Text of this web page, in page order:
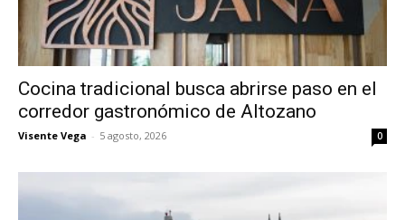
Cocina tradicional busca abrirse paso en el
corredor gastronómico de Altozano
Visente Vega - 5 agosto, 2026 0